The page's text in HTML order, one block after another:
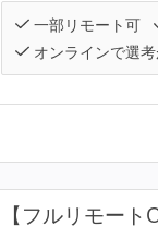
一部リモート可
オンラインで選考
【フルリモー